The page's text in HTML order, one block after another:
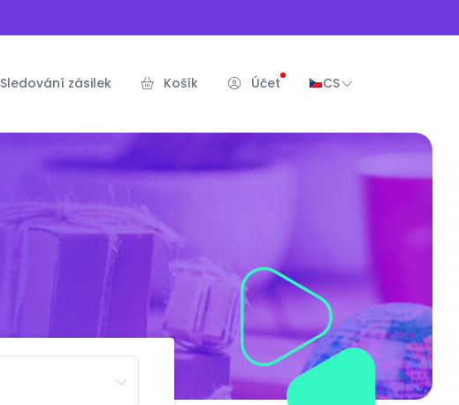
Sledování zásilek Košík Účet CS